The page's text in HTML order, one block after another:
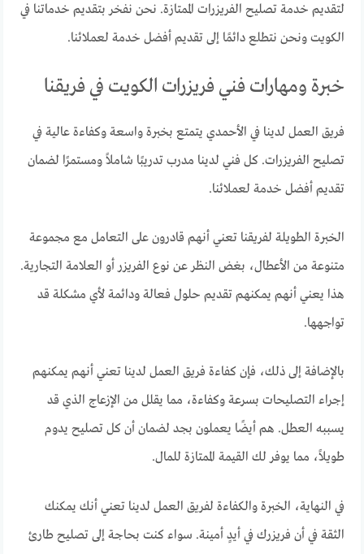
لتقديم خدمة تصليح الفريزرات الممتازة. نحن نفخر بتقديم خدماتنا في
الكويت ونحن نتطلع دائمًا إلى تقديم أفضل خدمة لعملائنا.
خبرة ومهارات فني فريزرات الكويت في فريقنا
فريق العمل لدينا في الأحمدي يتمتع بخبرة واسعة وكفاءة عالية في
تصليح الفريزرات. كل فني لدينا مدرب تدريبًا شاملاً ومستمرًا لضمان
تقديم أفضل خدمة لعملائنا.
الخبرة الطويلة لفريقنا تعني أنهم قادرون على التعامل مع مجموعة
متنوعة من الأعطال، بغض النظر عن نوع الفريزر أو العلامة التجارية.
هذا يعني أنهم يمكنهم تقديم حلول فعالة ودائمة لأي مشكلة قد
تواجهها.
بالإضافة إلى ذلك، فإن كفاءة فريق العمل لدينا تعني أنهم يمكنهم
إجراء التصليحات بسرعة وكفاءة، مما يقلل من الإزعاج الذي قد
يسببه العطل. هم أيضًا يعملون بجد لضمان أن كل تصليح يدوم
طويلاً، مما يوفر لك القيمة الممتازة للمال.
في النهاية، الخبرة والكفاءة لفريق العمل لدينا تعني أنك يمكنك
الثقة في أن فريزرك في أيدٍ أمينة. سواء كنت بحاجة إلى تصليح طارئ